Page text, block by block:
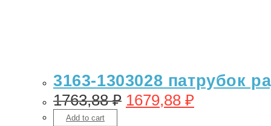
3163-1303028 патрубок
1763,88₽ 1679,88 ₽
Add to cart